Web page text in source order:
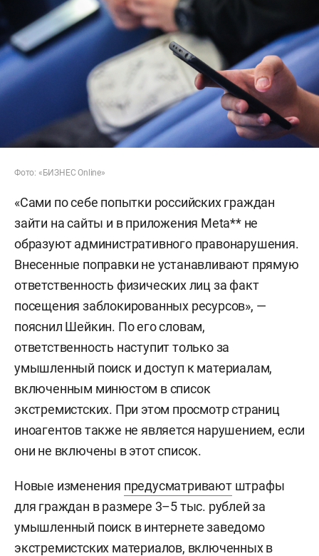
Фото: «БИЗНЕС Online»
«Сами по себе попытки российских граждан
зайти на сайты и в приложения Meta** не
образуют административного правонарушения.
Внесенные поправки не устанавливают прямую
ответственность физических лиц за факт
посещения заблокированных ресурсов», —
пояснил Шейкин. По его словам,
ответственность наступит только за
умышленный поиск и доступ к материалам,
включенным минюстом в список
экстремистских. При этом просмотр страниц
иноагентов также не является нарушением, если
они не включены в этот список.
Новые изменения предусматриваютштрафы
для граждан в размере 3–5 тыс. рублей за
умышленный поиск в интернете заведомо
экстремистских материалов, включенных в